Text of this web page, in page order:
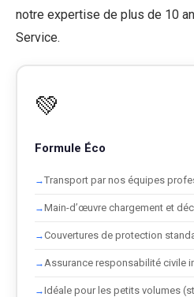
notre expertise de plus de 10
Service.
💚
Formule Éco
Transport par nos équipes
Main-d’œuvre chargement et
Couvertures de protection
Assurance responsabilité civile
Idéale pour les petits volumes